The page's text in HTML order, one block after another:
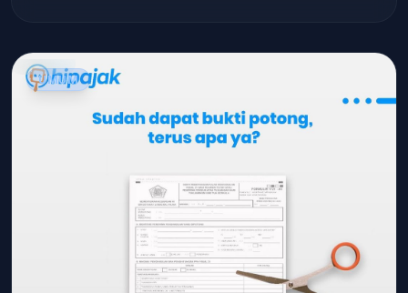
UMUM